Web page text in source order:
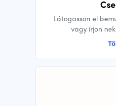
Látogasson el
vagy írjon